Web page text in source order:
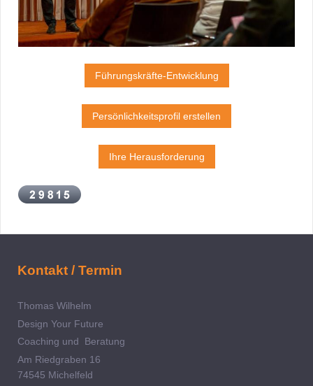
Führungskräfte-Entwicklung
Persönlichkeitsprofil erstellen
Ihre Herausforderung
Kontakt / Termin
Thomas Wilhelm
Design Your Future
Coaching und Beratung
Am Riedgraben 16
74545 Michelfeld